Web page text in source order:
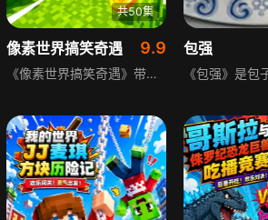
共50集
像素世界搞笑奇遇 9.9
《像素世界搞笑奇遇》带来我的世界创意趣味动画！游戏里经典生物全员登场，苦力怕、末影人、僵尸蛋轮番上演魔性说唱舞台，还有村民新闻播报、巨型怪物闹剧、奇葩方块生物日常小故事。脑洞大开的原创短片融合嘻哈说唱、搞笑剧情与趣味科普，熟悉的方块角色化身搞笑主角，魔性旋律搭配无厘头剧情，把方块世界的怪物日常玩出新花样，每一段短片都笑点密集，趣味十足。
包强